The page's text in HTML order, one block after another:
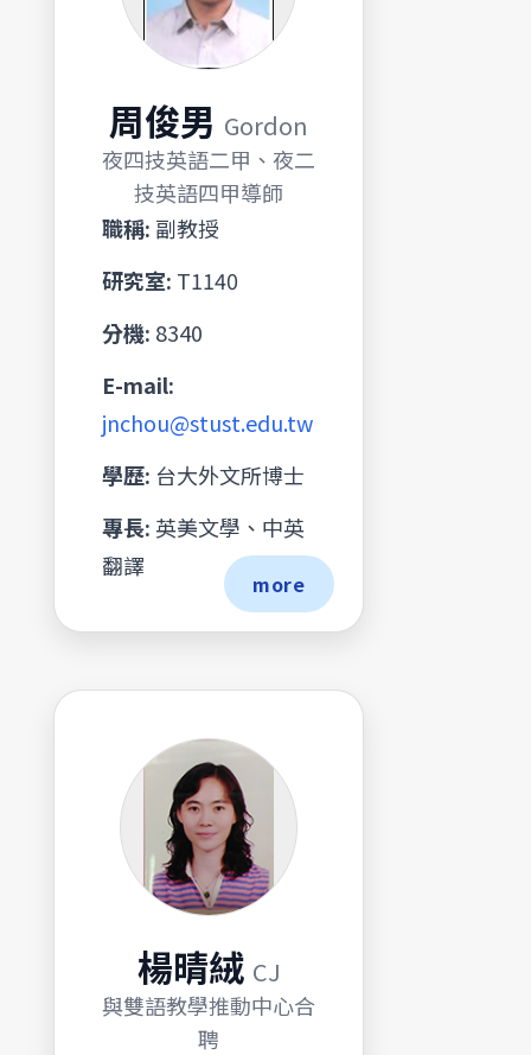
周俊男 Gordon
夜四技英語二甲、夜二
技英語四甲導師
職稱: 副教授
研究室: T1140
分機: 8340
E-mail:
jnchou@stust.edu.tw
學歷: 台大外文所博士
專長: 英美文學、中英
翻譯
more
楊晴絨 CJ
與雙語教學推動中心合
聘